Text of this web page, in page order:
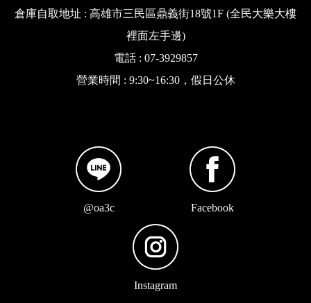
倉庫自取地址 : 高雄市三民區鼎義街18號1F (全民大樂大樓
裡面左手邊)
電話 : 07-3929857
營業時間 : 9:30~16:30，假日公休
@oa3c Facebook
Instagram